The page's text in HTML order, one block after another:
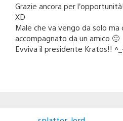
Grazie ancora per
XD
Male che va vengo da solo ma
accompagnato da un amico 🙂
Evviva il presidente Kratos!!